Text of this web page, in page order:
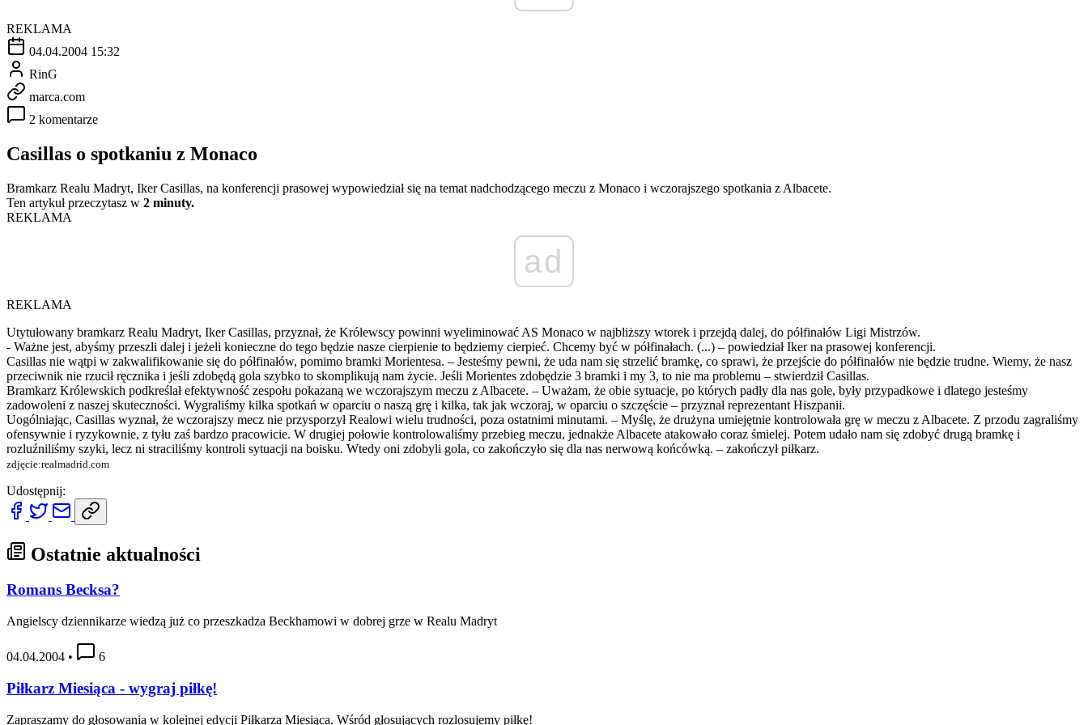
REKLAMA
04.04.2004 15:32
RinG
marca.com
2 komentarze
Casillas o spotkaniu z Monaco
Bramkarz Realu Madryt, Iker Casillas, na konferencji prasowej wypowiedział się na temat nadchodzącego meczu z Monaco i wczorajszego spotkania z Albacete.
Ten artykuł przeczytasz w 2 minuty.
REKLAMA
ad
REKLAMA
Utytułowany bramkarz Realu Madryt, Iker Casillas, przyznał, że Królewscy powinni wyeliminować AS Monaco w najbliższy wtorek i przejdą dalej, do półfinałów Ligi Mistrzów.
- Ważne jest, abyśmy przeszli dalej i jeżeli konieczne do tego będzie nasze cierpienie to będziemy cierpieć. Chcemy być w półfinałach. (...) – powiedział Iker na prasowej konferencji.
Casillas nie wątpi w zakwalifikowanie się do półfinałów, pomimo bramki Morientesa. – Jesteśmy pewni, że uda nam się strzelić bramkę, co sprawi, że przejście do półfinałów nie będzie trudne. Wiemy, że nasz
przeciwnik nie rzucił ręcznika i jeśli zdobędą gola szybko to skomplikują nam życie. Jeśli Morientes zdobędzie 3 bramki i my 3, to nie ma problemu – stwierdził Casillas.
Bramkarz Królewskich podkreślał efektywność zespołu pokazaną we wczorajszym meczu z Albacete. – Uważam, że obie sytuacje, po których padły dla nas gole, były przypadkowe i dlatego jesteśmy
zadowoleni z naszej skuteczności. Wygraliśmy kilka spotkań w oparciu o naszą grę i kilka, tak jak wczoraj, w oparciu o szczęście – przyznał reprezentant Hiszpanii.
Uogólniając, Casillas wyznał, że wczorajszy mecz nie przysporzył Realowi wielu trudności, poza ostatnimi minutami. – Myślę, że drużyna umiejętnie kontrolowała grę w meczu z Albacete. Z przodu zagraliśmy
ofensywnie i ryzykownie, z tyłu zaś bardzo pracowicie. W drugiej połowie kontrolowaliśmy przebieg meczu, jednakże Albacete atakowało coraz śmielej. Potem udało nam się zdobyć drugą bramkę i
rozluźniliśmy szyki, lecz ni straciliśmy kontroli sytuacji na boisku. Wtedy oni zdobyli gola, co zakończyło się dla nas nerwową końcówką. – zakończył piłkarz.
zdjęcie:realmadrid.com
Udostępnij:
Ostatnie aktualności
Romans Becksa?
Angielscy dziennikarze wiedzą już co przeszkadza Beckhamowi w dobrej grze w Realu Madryt
04.04.2004 • 6
Piłkarz Miesiąca - wygraj piłkę!
Zapraszamy do głosowania w kolejnej edycji Piłkarza Miesiąca. Wśród głosujących rozlosujemy piłkę!